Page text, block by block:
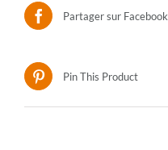
Partager sur Facebook
Pin This Product